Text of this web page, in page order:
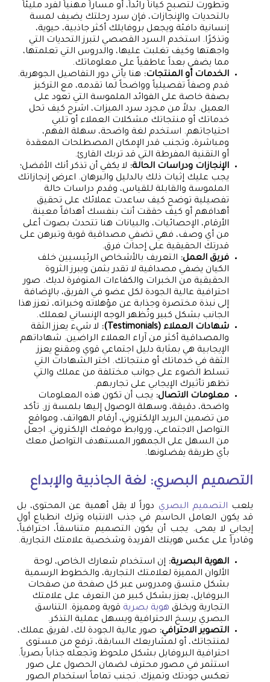
وتطورت لتصبح كياناً رائداً، أو مساراً مهنياً لفرد مليئاً
بالتحديات والإنجازات، فإن سرد رحلتك يضيف لمسة
إنسانية دافئة ويجعل بروفايلك أكثر جاذبية، حيوية،
وتذكرًا. استخدم السرد القصصي لتبرز التحديات التي
واجهتها وكيف تغلبت عليها، والدروس التي تعلمتها،
مما يضفي بعداً عاطفياً على معلوماتك.
الخدمات أو المنتجات: هنا يأتي دور التفاصيل الجوهرية.
قدم وصفاً تفصيلياً وواضحاً لما تقدمه، مع التركيز
بصفة خاصة على الفوائد الملموسة التي تعود على
العميل. بدلاً من مجرد سرد الميزات، اشرح كيف تحل
خدماتك أو منتجاتك مشكلات العملاء أو تلبي
احتياجاتهم. استخدم لغة واضحة، سهلة الفهم،
ومباشرة، وتجنب قدر الإمكان المصطلحات المعقدة
أو التقنية المفرطة التي قد تربك القارئ.
الإنجازات ودراسات الحالة: لا يكفي أن تذكر أنك الأفضل؛
يجب عليك إثبات ذلك بالدليل والبرهان. اعرض إنجازاتك
الملموسة والقابلة للقياس، وقدم دراسات حالة
تفصيلية توضح كيف ساعدت عملائك على تحقيق
أهدافهم أو كيف حققت أنت بنفسك أهدافاً معينة.
الأرقام، الإحصائيات، والبيانات هنا تتحدث بصوت أعلى
من أي وصف، فهي تضفي مصداقية قوية وتبرهن على
قدرتك الحقيقية على إحداث فرق.
فريق العمل: التعريف بالأشخاص الرئيسيين خلف
الكيان يضفي مصداقية لا تقدر بثمن ويبرز الثروة
الحقيقية من الخبرات والكفاءات المتوفرة لديك. صور
احترافية عالية الجودة لكل عضو في الفريق، بالإضافة
إلى نبذة مختصرة وجذابة عن مؤهلاته وخبراته، تعزز هذا
الجانب بشكل كبير وتُظهر الوجه الإنساني لعملك.
شهادات العملاء (Testimonials):
لا شيء يعزز الثقة
والمصداقية أكثر من آراء العملاء الراضين. شهاداتهم
الإيجابية هي بمثابة دليل اجتماعي قوي ومقنع يعزز
الثقة في خدماتك أو منتجاتك. اختر الشهادات التي
تسلط الضوء على جوانب مختلفة من عملك والتي
تظهر تأثيرك الإيجابي على تجاربهم.
معلومات الاتصال: يجب أن تكون هذه المعلومات
واضحة، دقيقة، وسهلة الوصول إليها بلمسة زر. تأكد
من تضمين البريد الإلكتروني، أرقام الهواتف، ومواقع
التواصل الاجتماعي، وروابط موقعك الإلكتروني. اجعل
من السهل على الجمهور المستهدف التواصل معك
بأي طريقة يفضلونها.
التصميم البصري: لغة الجاذبية والإبداع
يلعب التصميم البصري دوراً لا يقل أهمية عن المحتوى، بل
قد يكون العامل الحاسم في جذب الانتباه وترك انطباع أول
إيجابي لا يمحى. يجب أن يكون التصميم متناسقاً، احترافياً،
وقادراً على عكس هويتك الفريدة وشخصية علامتك التجارية.
الهوية البصرية: إن استخدام شعارك الخاص، لوحة
الألوان المميزة لعلامتك التجارية، والخطوط الرسمية
بشكل متسق ومدروس عبر كل صفحة من صفحات
البروفايل، يعزز بشكل كبير من التعرف على علامتك
التجارية ويخلق هوية بصرية قوية ومميزة. التناسق
البصري يرسخ الاحترافية ويسهل عملية التذكر.
التصوير الاحترافي: صور عالية الجودة لك، لفريق عملك،
لمنتجاتك، أو لمشاريعك السابقة، ترفع من مستوى
احترافية البروفايل بشكل ملحوظ وتجعله جذاباً بصرياً.
استثمر في مصور محترف لضمان الحصول على صور
تعكس جودتك وتميزك. تجنب تماماً استخدام الصور